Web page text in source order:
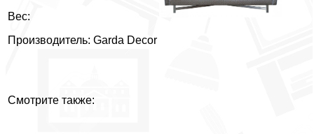
Вес:
Производитель: Garda Decor
Смотрите также: